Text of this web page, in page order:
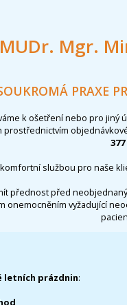
MUDr. Mgr.
PRAXE
k ošetření nebo pro jiný
prostřednictvím
377
službou pro naše
přednost před
onemocněním vyžadující
letních prázdnin: